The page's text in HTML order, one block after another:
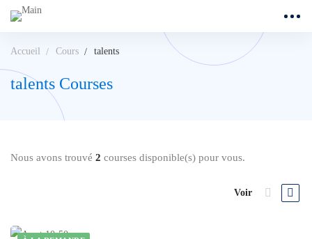
Accueil Cours talents
talents Courses
Nous avons trouvé 2 courses disponible(s) pour vous.
Voir